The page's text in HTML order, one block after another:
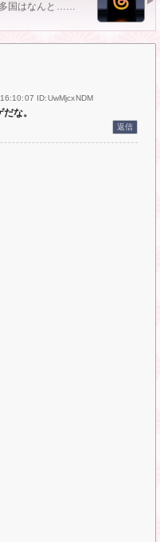
国はなんと……
ID:UwMjcxNDM
な。
返信